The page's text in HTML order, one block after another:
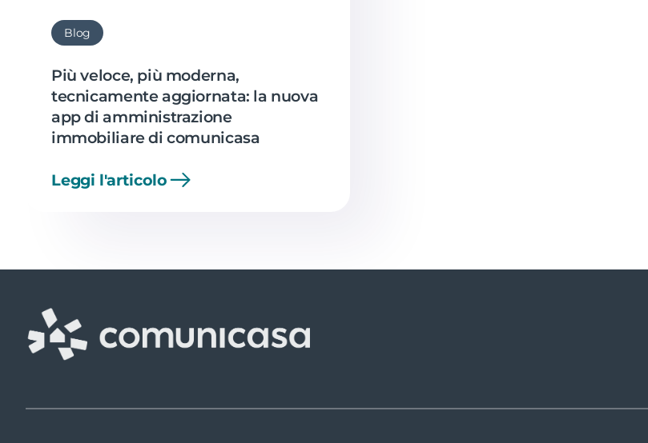
Blog
Più veloce, più moderna,
tecnicamente aggiornata: la nuova
app di amministrazione
immobiliare di comunicasa
Leggi l'articolo